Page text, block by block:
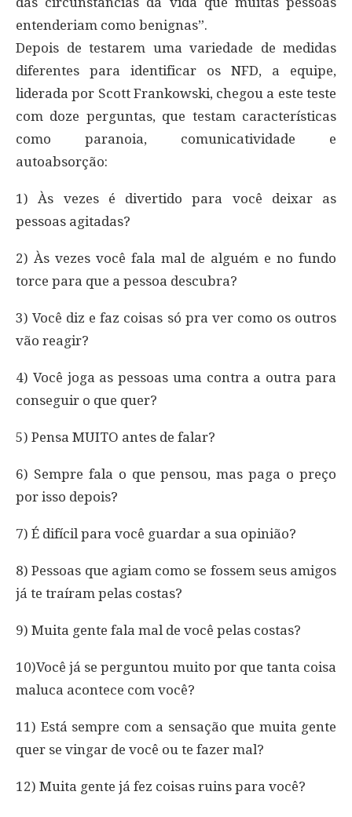
entenderiam como benignas”.
Depois de testarem uma variedade de medidas
diferentes para identificar os NFD, a equipe,
liderada por Scott Frankowski, chegou a este teste
com doze perguntas, que testam características
como paranoia, comunicatividade e
autoabsorção:
1) Às vezes é divertido para você deixar as
pessoas agitadas?
2) Às vezes você fala mal de alguém e no fundo
torce para que a pessoa descubra?
3) Você diz e faz coisas só pra ver como os outros
vão reagir?
4) Você joga as pessoas uma contra a outra para
conseguir o que quer?
5) Pensa MUITO antes de falar?
6) Sempre fala o que pensou, mas paga o preço
por isso depois?
7) É difícil para você guardar a sua opinião?
8) Pessoas que agiam como se fossem seus amigos
já te traíram pelas costas?
9) Muita gente fala mal de você pelas costas?
10)Você já se perguntou muito por que tanta coisa
maluca acontece com você?
11) Está sempre com a sensação que muita gente
quer se vingar de você ou te fazer mal?
12) Muita gente já fez coisas ruins para você?